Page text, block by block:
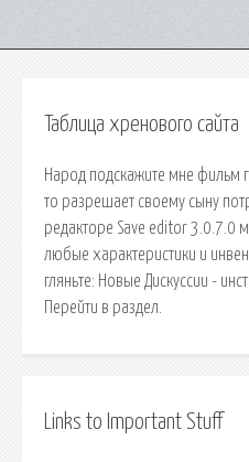
Таблица хренового сайта
Народ подскажите мне фильм
то разрешает своему сыну
редакторе Save editor 3.0.7.0
любые характеристики и
гляньте: Новые Дискуссии -
Перейти в раздел.
Links to Important Stuff